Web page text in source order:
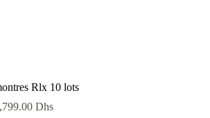
Rlx 10 lots
Dhs